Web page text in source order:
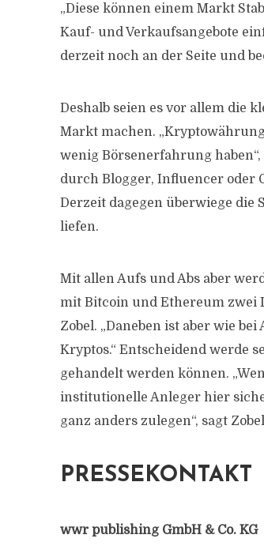
„Diese können einem Markt
Kauf- und Verkaufsangebote
derzeit noch an der Seite und
Deshalb seien es vor allem die
Markt machen.
wenig Börsenerfahrung
durch Blogger, Influencer oder
Derzeit dagegen überwiege die
liefen.
Mit allen Aufs und Abs aber
mit Bitcoin und Ethereum zwei
Zobel. „Daneben ist aber wie
Kryptos.“ Entscheidend werde
gehandelt werden können.
institutionelle Anleger hier
ganz anders zulegen“, sagt
PRESSEKONTAKT
wwr publishing GmbH & Co. KG